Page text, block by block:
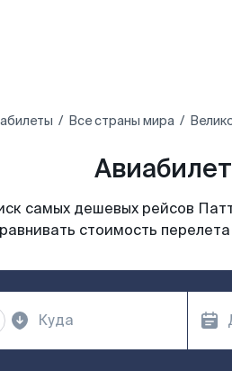
Все страны мира
самых дешевых рейсов
стоимость